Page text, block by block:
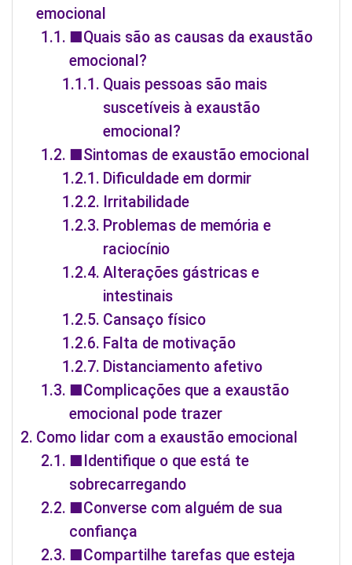
emocional
■Quais são as causas da exaustão
emocional?
Quais pessoas são mais
suscetíveis à exaustão
emocional?
■Sintomas de exaustão emocional
Dificuldade em dormir
Irritabilidade
Problemas de memória e
raciocínio
Alterações gástricas e
intestinais
Cansaço físico
Falta de motivação
Distanciamento afetivo
■Complicações que a exaustão
emocional pode trazer
Como lidar com a exaustão emocional
■Identifique o que está te
sobrecarregando
■Converse com alguém de sua
confiança
■Compartilhe tarefas que esteja